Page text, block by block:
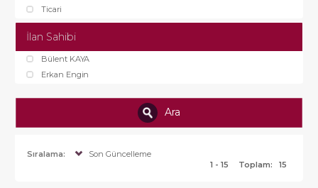
Ticari
İlan Sahibi
Bülent KAYA
Erkan Engin
Ara
Sıralama:
Son Güncelleme
1 - 15
Toplam: 15